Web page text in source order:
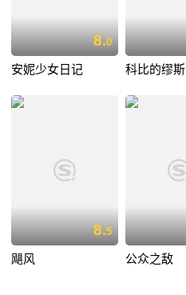
8.0
安妮少女日记 科比的缪斯
8.5
飓风 公众之敌